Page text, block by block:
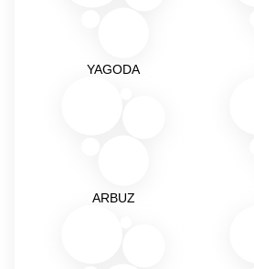
YAGODA
ARBUZ